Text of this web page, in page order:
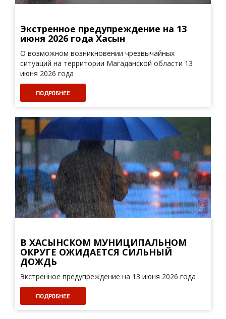
Экстренное предупреждение на 13
июня 2026 года Хасын
О возможном возникновении чрезвычайных
ситуаций на территории Магаданской области 13
июня 2026 года
ПОДРОБНЕЕ
В ХАСЫНСКОМ МУНИЦИПАЛЬНОМ
ОКРУГЕ ОЖИДАЕТСЯ СИЛЬНЫЙ
ДОЖДЬ
Экстренное предупреждение на 13 июня 2026 года
ПОДРОБНЕЕ